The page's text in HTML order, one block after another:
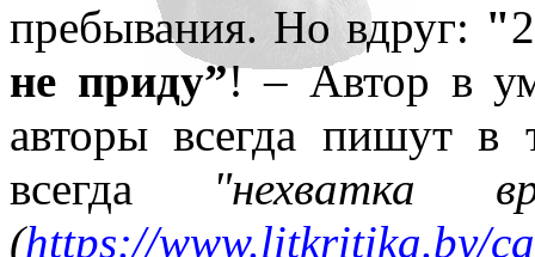
пребывания. Но вдруг: "
не приду”! – Автор в
авторы всегда пишут
всегда
"нехватка
(https://www.litkritika.by/